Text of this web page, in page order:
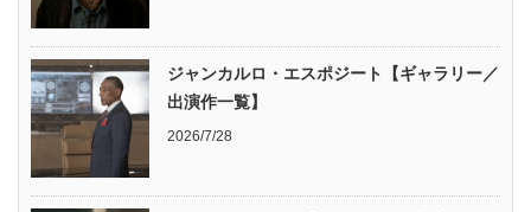
ジャンカルロ・エスポジート【ギャラリー／
出演作一覧】
2026/7/28